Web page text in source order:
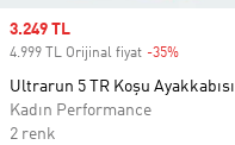
Sale price
3.249 TL
4.999 TL Orijinal fiyat -35%
Ultrarun 5 TR Koşu Ayakkabısı
Kadın Performance
2 renk